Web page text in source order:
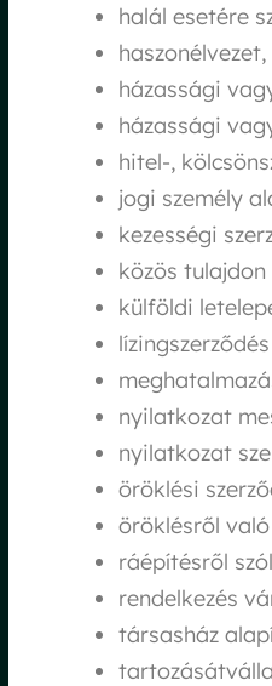
halál esetére
házassági
házassági
hitel-,
jogi személy
kezességi
közös
külföldi
lízingszerződés
nyilatkozat
nyilatkozat
öröklési
öröklésről
ráépítésről
rendelkezés
társasház